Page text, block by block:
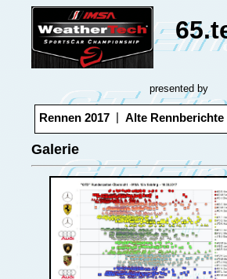
presented by
Rennen 2017 | Alte Rennberichte
Galerie